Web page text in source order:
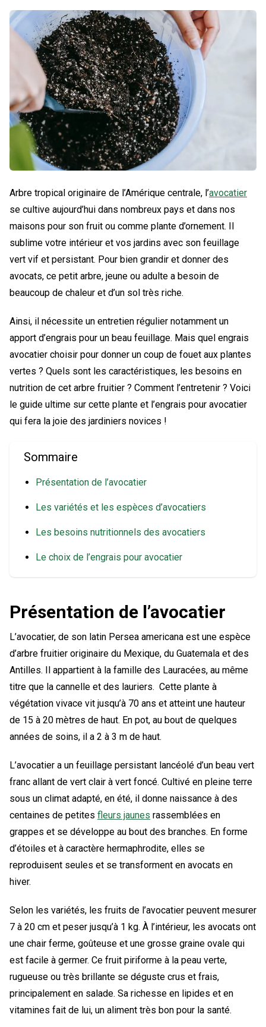
Arbre tropical originaire de l’Amérique centrale, l’avocatier
se cultive aujourd’hui dans nombreux pays et dans nos
maisons pour son fruit ou comme plante d’ornement. Il
sublime votre intérieur et vos jardins avec son feuillage
vert vif et persistant. Pour bien grandir et donner des
avocats, ce petit arbre, jeune ou adulte a besoin de
beaucoup de chaleur et d’un sol très riche.
Ainsi, il nécessite un entretien régulier notamment un
apport d’engrais pour un beau feuillage. Mais quel engrais
avocatier choisir pour donner un coup de fouet aux plantes
vertes ? Quels sont les caractéristiques, les besoins en
nutrition de cet arbre fruitier ? Comment l’entretenir ? Voici
le guide ultime sur cette plante et l’engrais pour avocatier
qui fera la joie des jardiniers novices !
Sommaire
Présentation de l’avocatier
Les variétés et les espèces d’avocatiers
Les besoins nutritionnels des avocatiers
Le choix de l’engrais pour avocatier
Présentation de l’avocatier
L’avocatier, de son latin Persea americana est une espèce
d’arbre fruitier originaire du Mexique, du Guatemala et des
Antilles. Il appartient à la famille des Lauracées, au même
titre que la cannelle et des lauriers. Cette plante à
végétation vivace vit jusqu’à 70 ans et atteint une hauteur
de 15 à 20 mètres de haut. En pot, au bout de quelques
années de soins, il a 2 à 3 m de haut.
L’avocatier a un feuillage persistant lancéolé d’un beau vert
franc allant de vert clair à vert foncé. Cultivé en pleine terre
sous un climat adapté, en été, il donne naissance à des
centaines de petites fleurs jaunes rassemblées en
grappes et se développe au bout des branches. En forme
d’étoiles et à caractère hermaphrodite, elles se
reproduisent seules et se transforment en avocats en
hiver.
Selon les variétés, les fruits de l’avocatier peuvent mesurer
7 à 20 cm et peser jusqu’à 1 kg. À l’intérieur, les avocats ont
une chair ferme, goûteuse et une grosse graine ovale qui
est facile à germer. Ce fruit piriforme à la peau verte,
rugueuse ou très brillante se déguste crus et frais,
principalement en salade. Sa richesse en lipides et en
vitamines fait de lui, un aliment très bon pour la santé.